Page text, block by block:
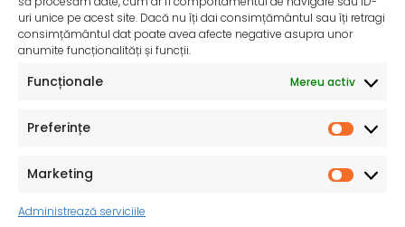
uri unice pe acest site. Dacă nu îți dai consimțământul sau îți retragi
consimțământul dat poate avea afecte negative asupra unor
anumite funcționalități și funcții.
Funcționale Mereu activ
Preferințe
Marketing
Administrează serviciile
InfoMama – Ghidul mamei pe parcursul sarcinii și în